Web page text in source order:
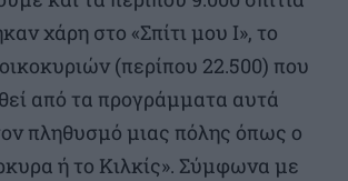
χάρη στο «Σπίτι μου Ι», το
(περίπου 22.500) που
από τα προγράμματα αυτά
πληθυσμό μιας πόλης όπως ο
ή το Κιλκίς». Σύμφωνα με